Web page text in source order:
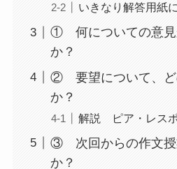
いきなり解答用紙
① 何についての意見
か？
② 要望について、ど
か？
解説 ピア・レス
③ 次回からの作文授
か？